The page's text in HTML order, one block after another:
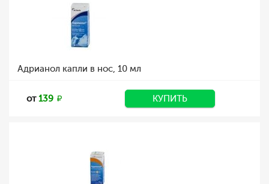
Адрианол капли в нос, 10 мл
от139 КУПИТЬ